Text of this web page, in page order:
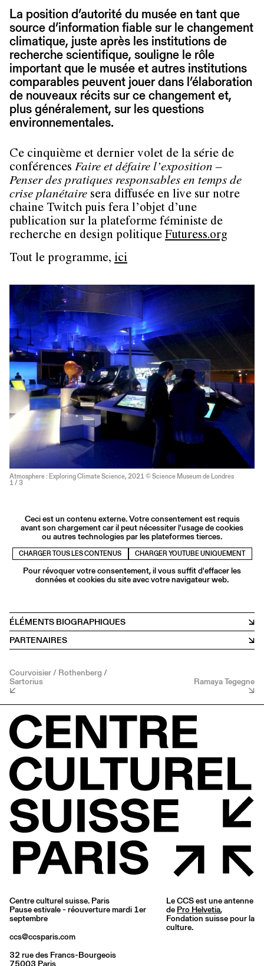
La position d’autorité du musée en tant que
source d’information fiable sur le changement
climatique, juste après les institutions de
recherche scientifique, souligne le rôle
important que le musée et autres institutions
comparables peuvent jouer dans l’élaboration
de nouveaux récits sur ce changement et,
plus généralement, sur les questions
environnementales.
Ce cinquième et dernier volet de la série de
conférences Faire et défaire l’exposition –
Penser des pratiques responsables en temps de
crise planétaire sera diffusée en live sur notre
chaine Twitch puis fera l’objet d’une
publication sur la plateforme féministe de
recherche en design politique Futuress.org
Tout le programme, ici
Atmosphere : Exploring Climate Science, 2021 © Science Museum de Londres
1 / 3
Ceci est un contenu externe. Votre consentement est requis
avant son chargement car il peut nécessiter l'usage de cookies
ou autres technologies par les plateformes tierces.
CHARGER TOUS LES CONTENUS CHARGER YOUTUBE UNIQUEMENT
Pour révoquer votre consentement, il vous suffit d'effacer les
données et cookies du site avec votre navigateur web.
ÉLÉMENTS BIOGRAPHIQUES
PARTENAIRES
Courvoisier / Rothenberg /
Sartorius Ramaya Tegegne
Centre culturel suisse. Paris
Pause estivale - réouverture mardi 1er
septembre
ccs@ccsparis.com
32 rue des Francs-Bourgeois
Le CCS est une antenne
de Pro Helvetia,
Fondation suisse pour la
culture.